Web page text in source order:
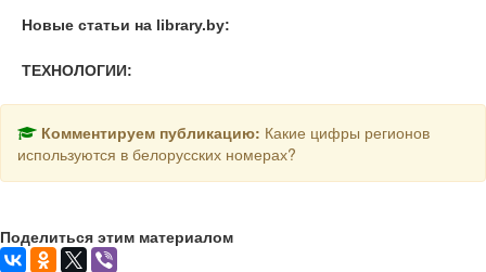
Новые статьи на library.by:
ТЕХНОЛОГИИ:
Комментируем публикацию: Какие цифры регионов
используются в белорусских номерах?
Поделиться этим материалом